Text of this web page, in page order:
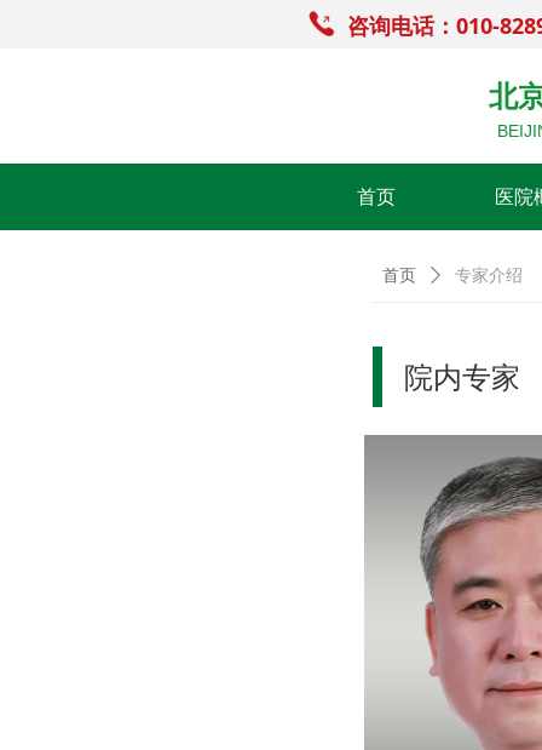
咨询电话：010-
北
首页 医院
院内专家
首页 ꄲ 专家介绍